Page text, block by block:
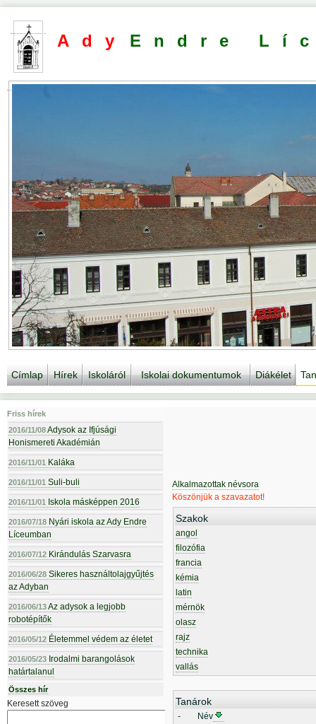
Ady Endre
Címlap Hírek Iskoláról Iskolai dokumentumok Diákélet
Friss hírek
2016/11/08Adysok az Ifjúsági
Honismereti Akadémián
2016/11/01 Kaláka
2016/11/01 Suli-buli
2016/11/01 Iskola másképpen 2016
2016/07/18 Nyári iskola az Ady Endre
Líceumban
2016/07/12 Kirándulás Szarvasra
2016/06/28 Sikeres használtolajgyűjtés
az Adyban
2016/06/13Az adysok a legjobb
robotépítők
2016/05/12 Életemmel védem az életet
2016/05/23 Irodalmi barangolások
határtalanul
Összes hír
Keresett szöveg
Alkalmazottak névsora
Köszönjük a szavazatot!
Szakok
angol
filozófia
francia
kémia
latin
mérnök
olasz
rajz
technika
vallás
Tanárok
- Név